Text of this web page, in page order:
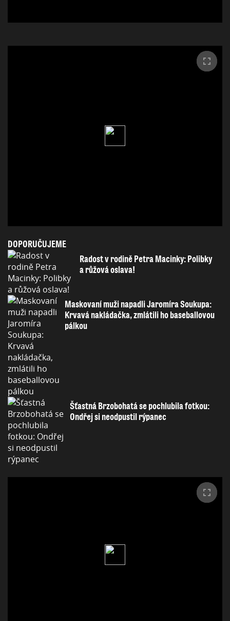
DOPORUČUJEME
Radost v rodině Petra Macinky: Polibky
a růžová oslava!
Maskovaní muži napadli Jaromíra Soukupa:
Krvavá nakládačka, zmlátili ho baseballovou
pálkou
Šťastná Brzobohatá se pochlubila fotkou:
Ondřej si neodpustil rýpanec